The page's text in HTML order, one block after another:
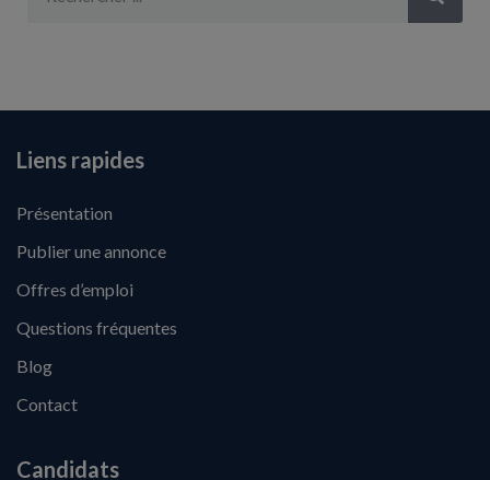
Liens rapides
Présentation
Publier une annonce
Offres d’emploi
Questions fréquentes
Blog
Contact
Candidats